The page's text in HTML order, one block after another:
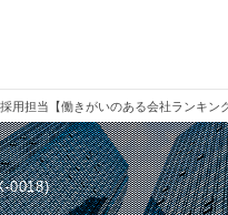
採用担当【働きがいのある会社ランキ
0018